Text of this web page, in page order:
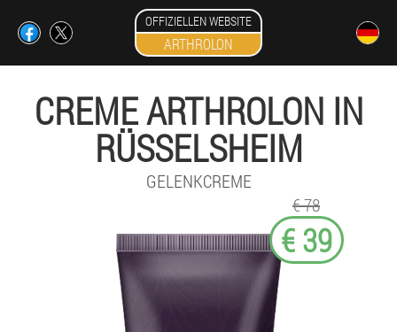
OFFIZIELLEN WEBSITE
ARTHROLON
CREME ARTHROLON IN
RÜSSELSHEIM
GELENKCREME
€ 78
€ 39